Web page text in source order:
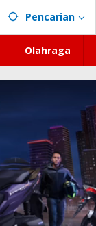
Pencarian
Olahraga